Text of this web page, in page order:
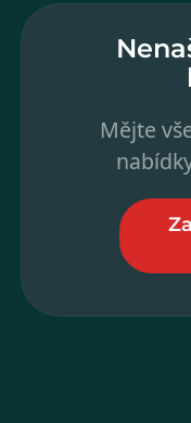
Mějte